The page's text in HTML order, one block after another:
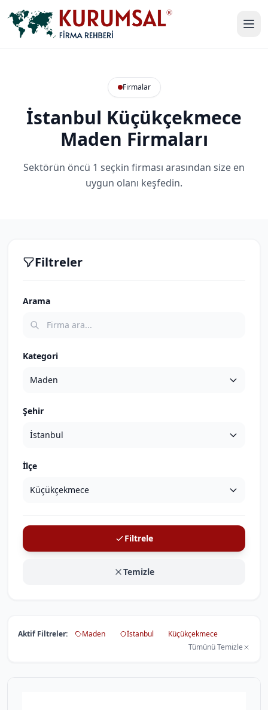
Firmalar
İstanbul Küçükçekmece
Maden Firmaları
Sektörün öncü 1 seçkin firması arasından size en
uygun olanı keşfedin.
Filtreler
Arama
Kategori
Şehir
İlçe
Filtrele
Temizle
Aktif Filtreler: Maden İstanbul
Küçükçekmece
Tümünü Temizle